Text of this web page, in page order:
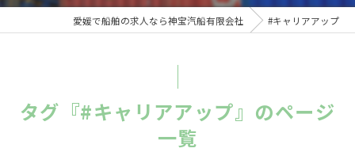
愛媛で船舶の求人なら神宝汽船有限会社 #キャリアアップ
タグ『#キャリアアップ』のページ
一覧